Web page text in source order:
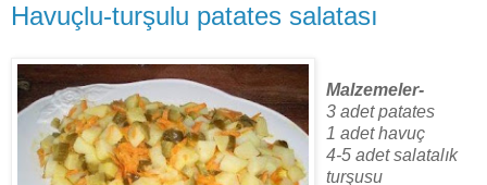
Havuçlu-turşulu patates salatası
Malzemeler-
3 adet patates
1 adet havuç
4-5 adet salatalık
turşusu